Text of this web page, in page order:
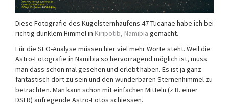
Diese Fotografie des Kugelsternhaufens 47 Tucanae habe ich bei
richtig dunklem Himmel in Kiripotib, Namibia gemacht.
Für die SEO-Analyse müssen hier viel mehr Worte steht. Weil die
Astro-Fotografie in Namibia so hervorragend möglich ist, muss
man dass schon mal gesehen und erlebt haben. Es ist ja ganz
fantastisch dort zu sein und den wunderbaren Sternenhimmel zu
betrachten. Man kann schon mit einfachen Mitteln (z.B. einer
DSLR) aufregende Astro-Fotos schiessen.